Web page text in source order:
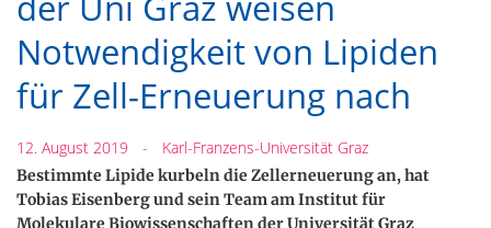
Notwendigkeit von Lipiden
für Zell-Erneuerung nach
12. August 2019 - Karl-Franzens-Universität Graz
Bestimmte Lipide kurbeln die Zellerneuerung an, hat
Tobias Eisenberg und sein Team am Institut für
Molekulare Biowissenschaften der Universität Graz